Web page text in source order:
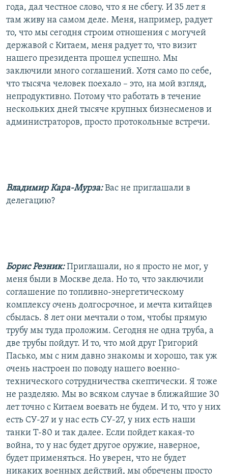
года, дал честное слово, что я не сбегу. И 35 лет я
там живу на самом деле. Меня, например, радует
то, что мы сегодня строим отношения с могучей
державой с Китаем, меня радует то, что визит
нашего президента прошел успешно. Мы
заключили много соглашений. Хотя само по себе,
что тысяча человек поехало – это, на мой взгляд,
непродуктивно. Потому что работать в течение
нескольких дней тысяче крупных бизнесменов и
администраторов, просто протокольные встречи.
Владимир Кара-Мурза:Вас не приглашали в
делегацию?
Борис Резник:Приглашали, но я просто не мог, у
меня были в Москве дела. Но то, что заключили
соглашение по топливно-энергетическому
комплексу очень долгосрочное, и мечта китайцев
сбылась. 8 лет они мечтали о том, чтобы прямую
трубу мы туда проложим. Сегодня не одна труба, а
две трубы пойдут. И то, что мой друг Григорий
Пасько, мы с ним давно знакомы и хорошо, так уж
очень настроен по поводу нашего военно-
технического сотрудничества скептически. Я тоже
не разделяю. Мы во всяком случае в ближайшие 30
лет точно с Китаем воевать не будем. И то, что у них
есть СУ-27 и у нас есть СУ-27, у них есть наши
танки Т-80 и так далее. Если пойдет какая-то
война, то у нас будет другое оружие, наверное,
будет применяться. Но уверен, что не будет
никаких военных действий, мы обречены просто